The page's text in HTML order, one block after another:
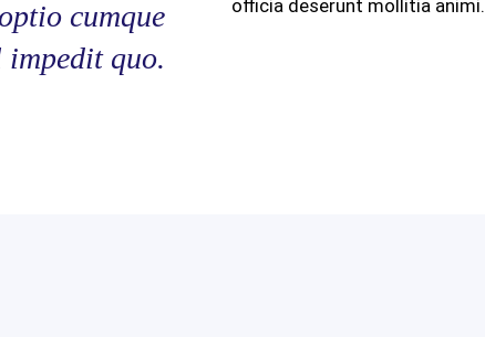
cumque
quo.
officia deserunt mollitia animi.